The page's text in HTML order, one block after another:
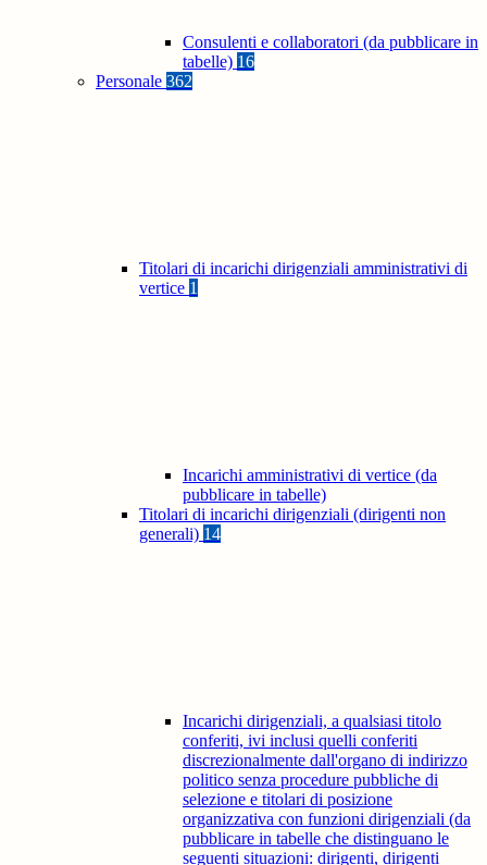
Consulenti e collaboratori (da pubblicare in
tabelle) 16
Personale 362
Titolari di incarichi dirigenziali amministrativi di
vertice 1
Incarichi amministrativi di vertice (da
pubblicare in tabelle)
Titolari di incarichi dirigenziali (dirigenti non
generali) 14
Incarichi dirigenziali, a qualsiasi titolo
conferiti, ivi inclusi quelli conferiti
discrezionalmente dall'organo di indirizzo
politico senza procedure pubbliche di
selezione e titolari di posizione
organizzativa con funzioni dirigenziali (da
pubblicare in tabelle che distinguano le
seguenti situazioni: dirigenti, dirigenti